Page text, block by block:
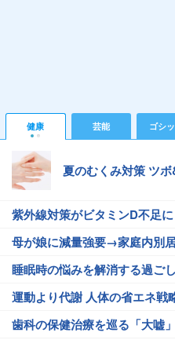
健康 芸能 ゴシ
夏のむくみ対策 ツ
紫外線対策がビタミンD不足に
母が娘に減量強要→家庭内別
睡眠時の悩みを解消する過ご
運動より代謝 人体の省エネ戦
歯科の保健治療を巡る「大嘘」